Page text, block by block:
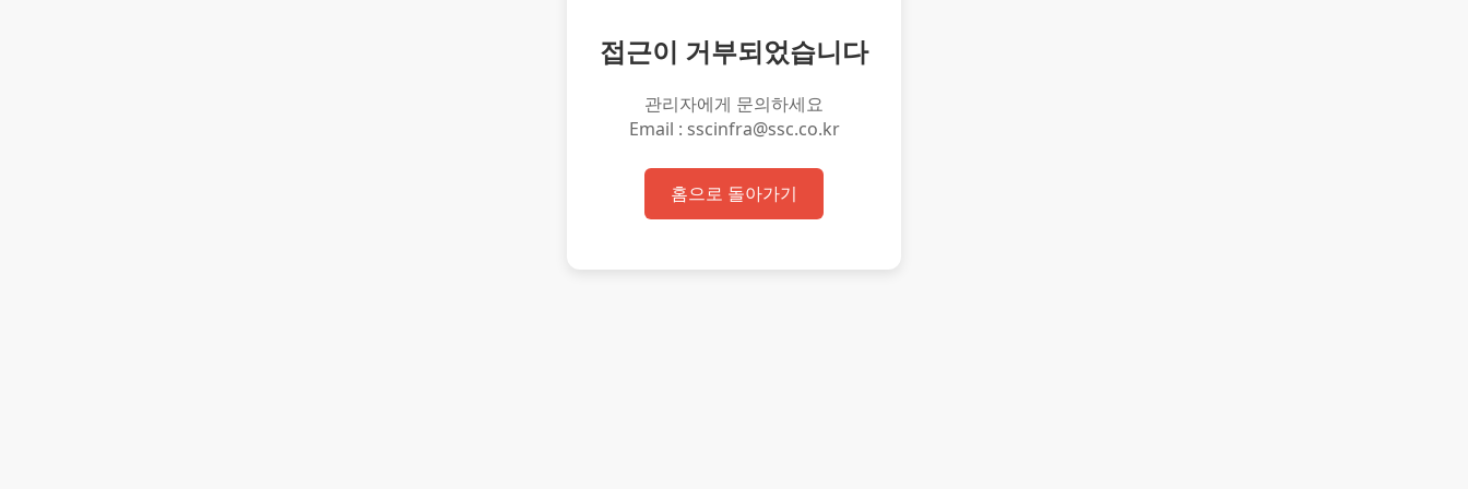
접근이 거부되었습니다
관리자에게 문의하세요
Email : sscinfra@ssc.co.kr
홈으로 돌아가기